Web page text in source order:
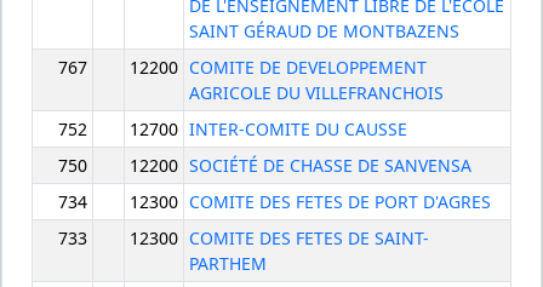
DE L'ENSEIGNEMENT LIBRE DE L'ÉCOLE
SAINT GÉRAUD DE MONTBAZENS
767
12200 COMITE DE DEVELOPPEMENT
AGRICOLE DU VILLEFRANCHOIS
752
12700 INTER-COMITE DU CAUSSE
750
12200 SOCIÉTÉ DE CHASSE DE SANVENSA
734
12300 COMITE DES FETES DE PORT D'AGRES
733
12300 COMITE DES FETES DE SAINT-
PARTHEM